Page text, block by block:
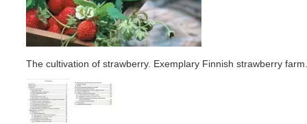
The cultivation of strawberry. Exemplary Finnish strawberry